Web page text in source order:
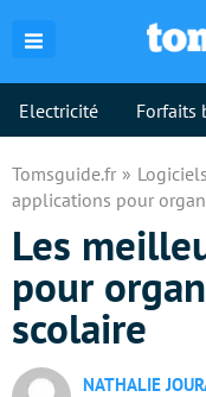
Electricité Forfaits
Tomsguide.fr Logiciels
applications pour
Les
pour
scolaire
NATHALIE